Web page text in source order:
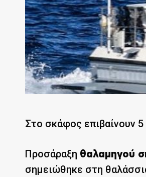
Στο σκάφος επιβαίνουν
Προσάραξη θαλαμηγού
σημειώθηκε στη